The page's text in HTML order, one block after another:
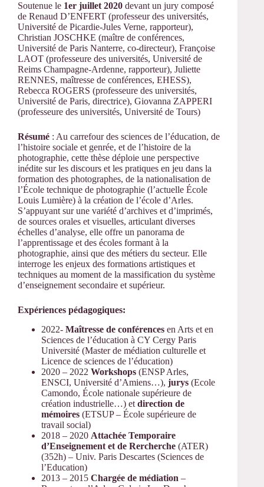
Soutenue le 1er juillet 2020 devant un jury composé
de Renaud D’ENFERT (professeur des universités,
Université de Picardie-Jules Verne, rapporteur),
Christian JOSCHKE (maître de conférences,
Université de Paris Nanterre, co-directeur), Françoise
LAOT (professeure des universités, Université de
Reims Champagne-Ardenne, rapporteur), Juliette
RENNES, maîtresse de conférences, EHESS),
Rebecca ROGERS (professeure des universités,
Université de Paris, directrice), Giovanna ZAPPERI
(professeure des universités, Université de Tours)
Résumé : Au carrefour des sciences de l’éducation, de
l’histoire sociale et genrée, et de l’histoire de la
photographie, cette thèse déploie une perspective
inédite sur les discours et les pratiques en jeu dans la
formation des photographes, de la nationalisation de
l’École technique de photographie (l’actuelle École
Louis Lumière) à la création de l’école d’Arles.
S’appuyant sur une variété d’archives et d’imprimés,
de sources orales et visuelles, articulant diverses
échelles d’analyse, elle offre un panorama de
l’apprentissage et des écoles formant à la
photographie, ainsi que des métiers du secteur. Elle
interroge les enjeux des formations artistiques et
techniques au moment de la massification du système
d’enseignement secondaire et supérieur.
Expériences pédagogiques:
2022- Maîtresse de conférences en Arts et en
Sciences de l’éducation à CY Cergy Paris
Université (Master de médiation culturelle et
Licence de sciences de l’éducation)
2020 – 2022 Workshops (ENSP Arles,
ENSCI, Université d’Amiens…), jurys (Ecole
Camondo, École nationale supérieure de
création industrielle…) et direction de
mémoires (ETSUP – École supérieure de
travail social)
2018 – 2020 Attachée Temporaire
d’Enseignement et de Rercherche (ATER)
(352h) – Univ. Paris Descartes (Sciences de
l’Education)
2013 – 2015 Chargée de médiation –